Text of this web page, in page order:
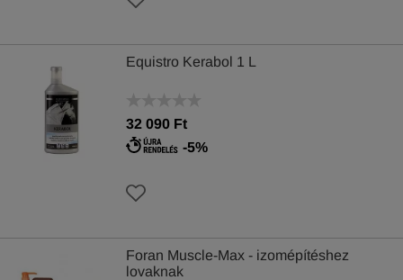
Equistro Kerabol 1 L
32 090 Ft
-5%
Foran Muscle-Max - izomépítéshez
lovaknak